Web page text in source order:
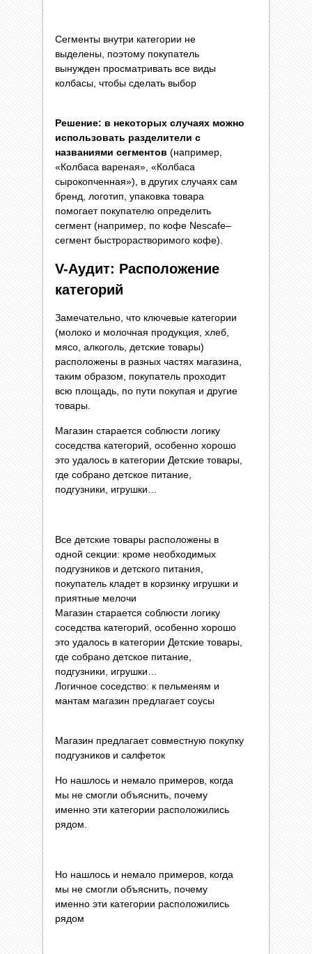
Сегменты внутри категории не
выделены, поэтому покупатель
вынужден просматривать все виды
колбасы, чтобы сделать выбор
Решение: в некоторых случаях можно
использовать разделители с
названиями сегментов (например,
«Колбаса вареная», «Колбаса
сырокопченная»), в других случаях сам
бренд, логотип, упаковка товара
помогает покупателю определить
сегмент (например, по кофе Nescafe–
сегмент быстрорастворимого кофе).
V-Аудит: Расположение
категорий
Замечательно, что ключевые категории
(молоко и молочная продукция, хлеб,
мясо, алкоголь, детские товары)
расположены в разных частях магазина,
таким образом, покупатель проходит
всю площадь, по пути покупая и другие
товары.
Магазин старается соблюсти логику
соседства категорий, особенно хорошо
это удалось в категории Детские товары,
где собрано детское питание,
подгузники, игрушки…
Все детские товары расположены в
одной секции: кроме необходимых
подгузников и детского питания,
покупатель кладет в корзинку игрушки и
приятные мелочи
Магазин старается соблюсти логику
соседства категорий, особенно хорошо
это удалось в категории Детские товары,
где собрано детское питание,
подгузники, игрушки…
Логичное соседство: к пельменям и
мантам магазин предлагает соусы
Магазин предлагает совместную покупку
подгузников и салфеток
Но нашлось и немало примеров, когда
мы не смогли объяснить, почему
именно эти категории расположились
рядом.
Но нашлось и немало примеров, когда
мы не смогли объяснить, почему
именно эти категории расположились
рядом